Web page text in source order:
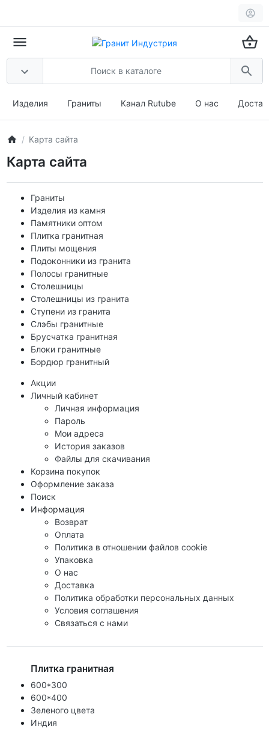
Изделия Граниты Канал Rutube О нас
Карта сайта
Карта сайта
Граниты
Изделия из камня
Памятники оптом
Плитка гранитная
Плиты мощения
Подоконники из гранита
Полосы гранитные
Столешницы
Столешницы из гранита
Ступени из гранита
Слэбы гранитные
Брусчатка гранитная
Блоки гранитные
Бордюр гранитный
Акции
Личный кабинет
Личная информация
Пароль
Мои адреса
История заказов
Файлы для скачивания
Корзина покупок
Оформление заказа
Поиск
Информация
Возврат
Оплата
Политика в отношении файлов cookie
Упаковка
О нас
Доставка
Политика обработки персональных данных
Условия соглашения
Связаться с нами
Плитка гранитная
600*300
600*400
Зеленого цвета
Индия